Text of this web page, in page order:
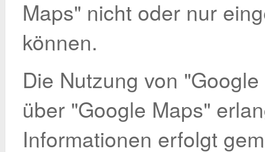
Maps" nicht oder nur
können.
Die Nutzung von
über "Google Maps"
Informationen erfolgt